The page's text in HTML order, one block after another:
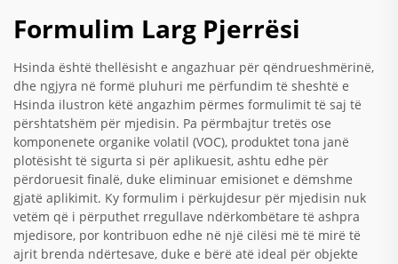
Formulim Larg Pjerrësi
Hsinda është thellësisht e angazhuar për qëndrueshmërinë,
dhe ngjyra në formë pluhuri me përfundim të sheshtë e
Hsinda ilustron këtë angazhim përmes formulimit të saj të
përshtatshëm për mjedisin. Pa përmbajtur tretës ose
komponenete organike volatil (VOC), produktet tona janë
plotësisht të sigurta si për aplikuesit, ashtu edhe për
përdoruesit finalë, duke eliminuar emisionet e dëmshme
gjatë aplikimit. Ky formulim i përkujdesur për mjedisin nuk
vetëm që i përputhet rregullave ndërkombëtare të ashpra
mjedisore, por kontribuon edhe në një cilësi më të mirë të
ajrit brenda ndërtesave, duke e bërë atë ideal për objekte